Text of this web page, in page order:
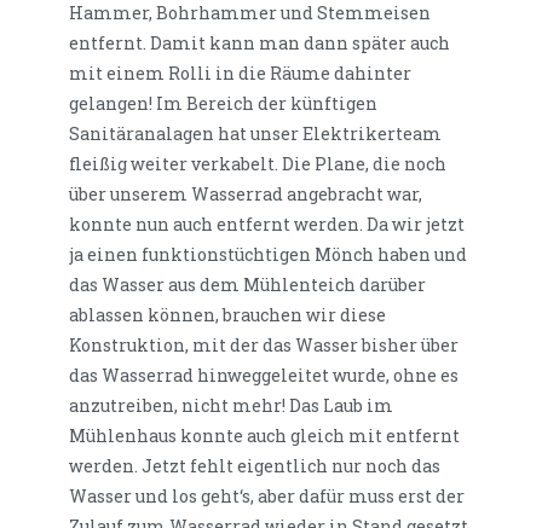
Hammer, Bohrhammer und Stemmeisen
entfernt. Damit kann man dann später auch
mit einem Rolli in die Räume dahinter
gelangen! Im Bereich der künftigen
Sanitäranalagen hat unser Elektrikerteam
fleißig weiter verkabelt. Die Plane, die noch
über unserem Wasserrad angebracht war,
konnte nun auch entfernt werden. Da wir jetzt
ja einen funktionstüchtigen Mönch haben und
das Wasser aus dem Mühlenteich darüber
ablassen können, brauchen wir diese
Konstruktion, mit der das Wasser bisher über
das Wasserrad hinweggeleitet wurde, ohne es
anzutreiben, nicht mehr! Das Laub im
Mühlenhaus konnte auch gleich mit entfernt
werden. Jetzt fehlt eigentlich nur noch das
Wasser und los geht‘s, aber dafür muss erst der